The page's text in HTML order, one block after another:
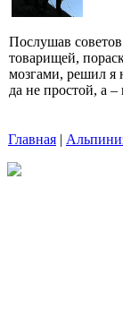
Послушав
товарищей,
мозгами, решил я
да не простой, а
Главная |